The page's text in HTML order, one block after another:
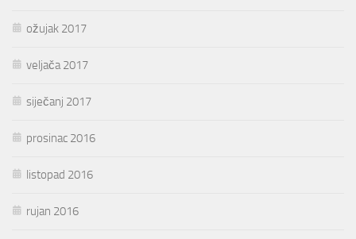
ožujak 2017
veljača 2017
siječanj 2017
prosinac 2016
listopad 2016
rujan 2016